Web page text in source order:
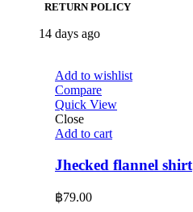
RETURN POLICY
14 days ago
Add to wishlist
Compare
Quick View
Close
Add to cart
Jhecked flannel shirt
฿79.00